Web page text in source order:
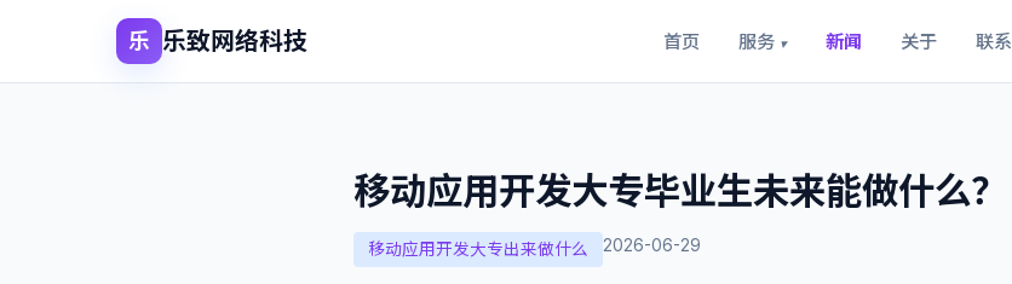
乐 乐致网络科技 首页 服务 ▾ 新闻 关于 联系
移动应用开发大专毕业生未来能做什么？
移动应用开发大专出来做什么 2026-06-29